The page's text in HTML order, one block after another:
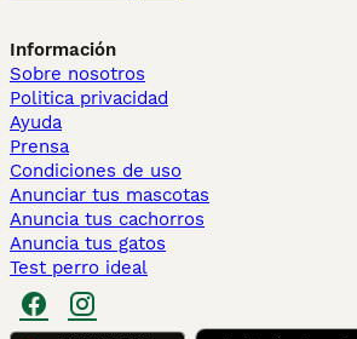
Información
Sobre nosotros
Politica privacidad
Ayuda
Prensa
Condiciones de uso
Anunciar tus mascotas
Anuncia tus cachorros
Anuncia tus gatos
Test perro ideal